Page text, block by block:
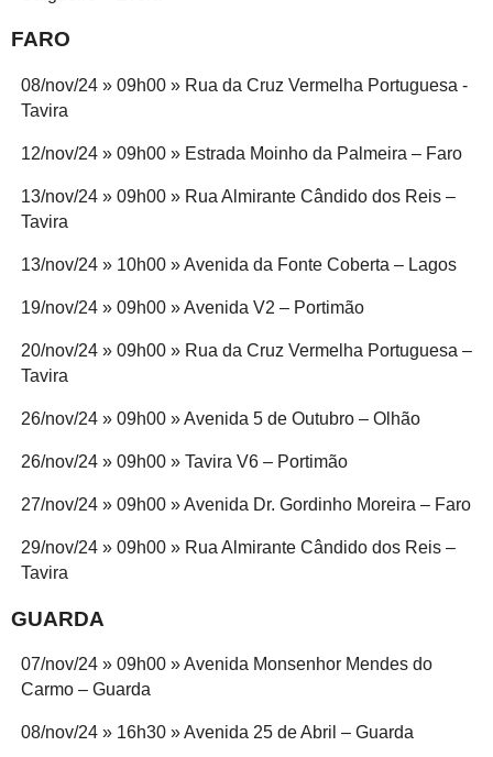
FARO
08/nov/24 » 09h00 » Rua da Cruz Vermelha Portuguesa -
Tavira
12/nov/24 » 09h00 » Estrada Moinho da Palmeira – Faro
13/nov/24 » 09h00 » Rua Almirante Cândido dos Reis –
Tavira
13/nov/24 » 10h00 » Avenida da Fonte Coberta – Lagos
19/nov/24 » 09h00 » Avenida V2 – Portimão
20/nov/24 » 09h00 » Rua da Cruz Vermelha Portuguesa –
Tavira
26/nov/24 » 09h00 » Avenida 5 de Outubro – Olhão
26/nov/24 » 09h00 » Tavira V6 – Portimão
27/nov/24 » 09h00 » Avenida Dr. Gordinho Moreira – Faro
29/nov/24 » 09h00 » Rua Almirante Cândido dos Reis –
Tavira
GUARDA
07/nov/24 » 09h00 » Avenida Monsenhor Mendes do
Carmo – Guarda
08/nov/24 » 16h30 » Avenida 25 de Abril – Guarda